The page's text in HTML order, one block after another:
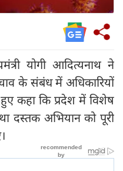
योगी आदित्यनाथ ने
के संबंध में अधिकारियों
कहा कि प्रदेश में विशेष
दस्‍तक अभियान को पूरी